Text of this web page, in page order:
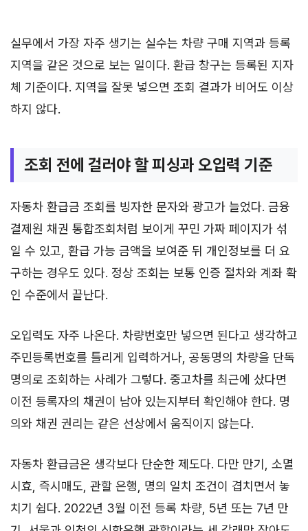
실무에서 가장 자주 생기는 실수는 차량 구매 지역과 등록
지역을 같은 것으로 보는 일이다. 환급 창구는 등록된 지자
체 기준이다. 지역을 잘못 넣으면 조회 결과가 비어도 이상
하지 않다.
조회 전에 걸러야 할 피싱과 오입력 기준
자동차 환급금 조회를 빙자한 문자와 광고가 늘었다. 금융
결제원 채권 통합조회처럼 보이게 꾸민 가짜 페이지가 섞
일 수 있고, 환급 가능 금액을 보여준 뒤 개인정보를 더 요
구하는 경우도 있다. 정상 조회는 보통 인증 절차와 계좌 확
인 수준에서 끝난다.
오입력도 자주 나온다. 차량번호만 넣으면 된다고 생각하고
주민등록번호를 틀리게 입력하거나, 공동명의 차량을 단독
명의로 조회하는 사례가 그렇다. 중고차를 최근에 샀다면
이전 등록자의 채권이 남아 있는지부터 확인해야 한다. 명
의와 채권 권리는 같은 선상에서 움직이지 않는다.
자동차 환급금은 생각보다 단순한 제도다. 다만 만기, 소멸
시효, 즉시매도, 관할 은행, 명의 일치 조건이 겹치면서 놓
치기 쉽다. 2022년 3월 이전 등록 차량, 5년 또는 7년 만